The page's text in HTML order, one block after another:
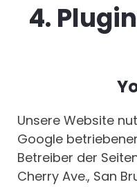
4.
Unsere Website
Google
Betreiber der
Cherry Ave., San